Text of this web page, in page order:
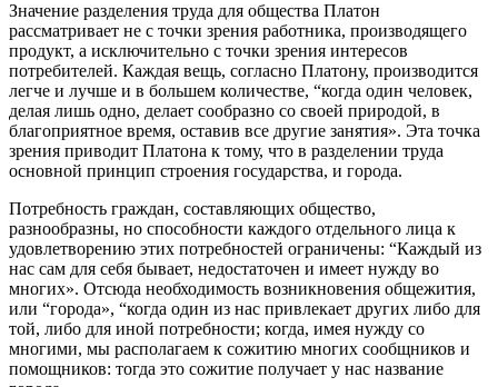
Значение разделения труда для общества Платон
рассматривает не с точки зрения работника, производящего
продукт, а исключительно с точки зрения интересов
потребителей. Каждая вещь, согласно Платону, производится
легче и лучше и в большем количестве, “когда один человек,
делая лишь одно, делает сообразно со своей природой, в
благоприятное время, оставив все другие занятия». Эта точка
зрения приводит Платона к тому, что в разделении труда
основной принцип строения государства, и города.
Потребность граждан, составляющих общество,
разнообразны, но способности каждого отдельного лица к
удовлетворению этих потребностей ограничены: “Каждый из
нас сам для себя бывает, недостаточен и имеет нужду во
многих». Отсюда необходимость возникновения общежития,
или “города», “когда один из нас привлекает других либо для
той, либо для иной потребности; когда, имея нужду со
многими, мы располагаем к сожитию многих сообщников и
помощников: тогда это сожитие получает у нас название